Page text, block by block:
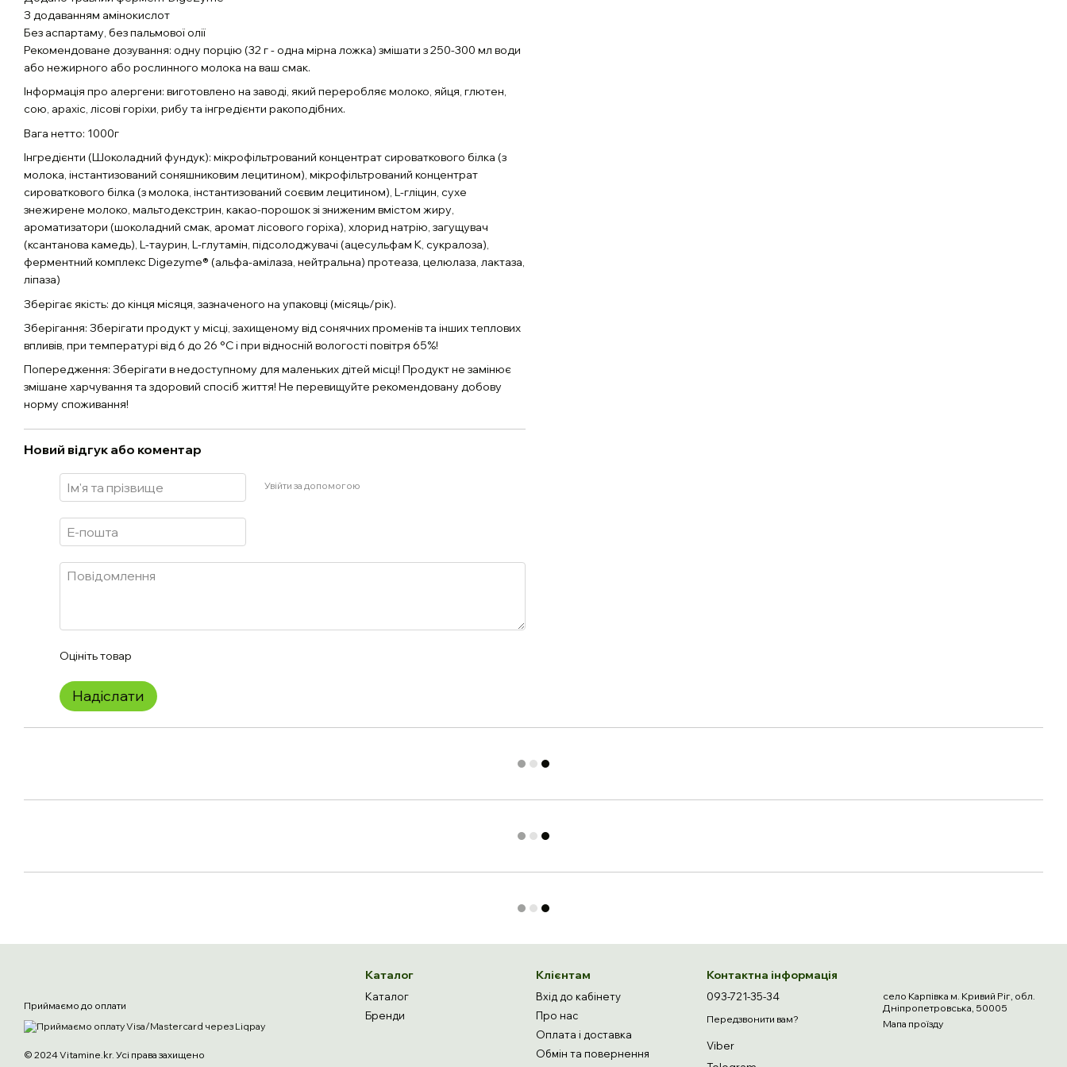
З додаванням амінокислот
Без аспартаму, без пальмової олії
Рекомендоване дозування: одну порцію (32 г - одна мірна ложка) змішати з 250-300 мл води
або нежирного або рослинного молока на ваш смак.
Інформація про алергени: виготовлено на заводі, який переробляє молоко, яйця, глютен,
сою, арахіс, лісові горіхи, рибу та інгредієнти ракоподібних.
Вага нетто: 1000г
Інгредієнти (Шоколадний фундук): мікрофільтрований концентрат сироваткового білка (з
молока, інстантизований соняшниковим лецитином), мікрофільтрований концентрат
сироваткового білка (з молока, інстантизований соєвим лецитином), L-гліцин, сухе
знежирене молоко, мальтодекстрин, какао-порошок зі зниженим вмістом жиру,
ароматизатори (шоколадний смак, аромат лісового горіха), хлорид натрію, загущувач
(ксантанова камедь), L-таурин, L-глутамін, підсолоджувачі (ацесульфам К, сукралоза),
ферментний комплекс Digezyme® (альфа-амілаза, нейтральна) протеаза, целюлаза, лактаза,
ліпаза)
Зберігає якість: до кінця місяця, зазначеного на упаковці (місяць/рік).
Зберігання: Зберігати продукт у місці, захищеному від сонячних променів та інших теплових
впливів, при температурі від 6 до 26 °C і при відносній вологості повітря 65%!
Попередження: Зберігати в недоступному для маленьких дітей місці! Продукт не замінює
змішане харчування та здоровий спосіб життя! Не перевищуйте рекомендовану добову
норму споживання!
Новий відгук або коментар
Увійти за допомогою
Оцініть товар
Надіслати
Приймаємо до оплати
© 2024 Vitamine.kr. Усі права захищено
Каталог
Каталог
Бренди
Клієнтам
Вхід до кабінету
Про нас
Оплата і доставка
Обмін та повернення
Контактна інформація
093-721-35-34
Передзвонити вам?
Viber
село Карпівка м. Кривий Ріг, обл.
Дніпропетровська, 50005
Мапа проїзду